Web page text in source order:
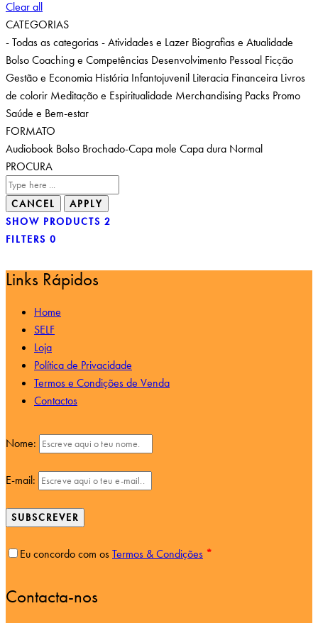
Clear all
CATEGORIAS
- Todas as categorias -Atividades e Lazer Biografias e Atualidade
BolsoCoaching e Competências Desenvolvimento Pessoal Ficção
Gestão e Economia História Infantojuvenil Literacia Financeira Livros
de colorir Meditação e Espiritualidade Merchandising Packs Promo
Saúde e Bem-estar
FORMATO
Audiobook Bolso Brochado-Capa mole Capa dura Normal
PROCURA
SHOW PRODUCTS 2
FILTERS 0
Links Rápidos
Home
SELF
Loja
Política de Privacidade
Termos e Condições de Venda
Contactos
Nome:
E-mail:
SUBSCREVER
Eu concordo com osTermos & Condições *
Contacta-nos